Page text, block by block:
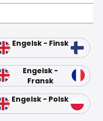
Engelsk - Finsk
Engelsk -
Fransk
Engelsk - Polsk